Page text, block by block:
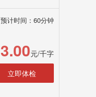
预计时间：60分钟
3.00元/千字
立即体检